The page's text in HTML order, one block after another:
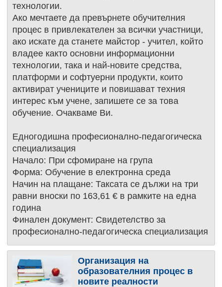
технологии.
Ако мечтаете да превърнете обучителния
процес в привлекателен за всички участници,
ако искате да станете майстор - учител, който
владее както основни информационни
технологии, така и най-новите средства,
платформи и софтуерни продукти, които
активират учениците и повишават техния
интерес към учене, запишете се за това
обучение. Очакваме Ви.
Едногодишна професионално-педагогическа
специализация
Начало: При сфомиране на група
Форма: Обучение в електронна среда
Начин на плащане: Таксата се дължи на три
равни вноски по 163,61 € в рамките на една
година
Финален документ: Свидетелство за
професионално-педагогическа специализация
Организация на
образователния процес в
новите реалности